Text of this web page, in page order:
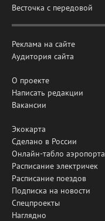
Весточка с передовой
Реклама на сайте
Аудитория сайта
О проекте
Написать редакции
Вакансии
Экокарта
Сделано в России
Онлайн-табло аэропорта
Расписание электричек
Расписание поездов
Подписка на новости
Спецпроекты
Наглядно